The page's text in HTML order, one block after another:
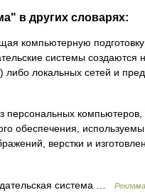
в других словарях:
компьютерную подготовку
системы создаются
либо локальных сетей и
персональных
обеспечения,
верстки и
система …